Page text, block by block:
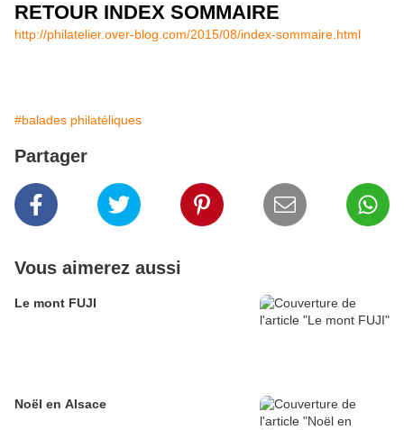
RETOUR INDEX SOMMAIRE
http://philatelier.over-blog.com/2015/08/index-sommaire.html
#balades philatéliques
Partager
Vous aimerez aussi
Le mont FUJI
Noël en Alsace